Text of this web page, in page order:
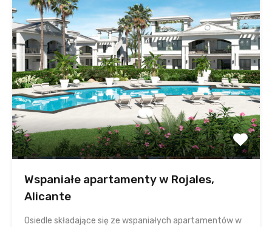
Wspaniałe apartamenty w Rojales,
Alicante
Osiedle składające się ze wspaniałych apartamentów w